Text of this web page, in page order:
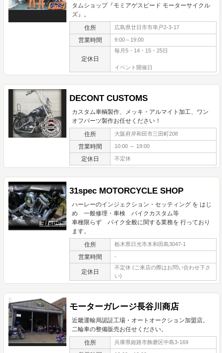
タムショップ『モミアゲスピード モーターサイクル
ズ』。
住所 広島県廿日市市串戸2-3-17
営業時間 9:00～19:00
定休日
毎月5・14・15・25日
イベント開催日
DECONT CUSTOMS
カスタム車輌製作、メッキ・アルマイト加工、ワン
オフパーツ製作お任せください！
住所 大阪府岸和田市三田町208
営業時間 10:00 ～ 19:00
定休日 不定休
31spec MOTORCYCLE SHOP
ハーレーのインジェクション・セッティング を はじ
め 一般修理・車検 バイクカスタム等
車種限らず バイク全般に関する業務を 行っており
ます。
住所 栃木県日光市木和田島3047-1
営業時間 -
定休日
不定休 (ご来店の際はお問い合わせ下さ
い)
モーターガレージ長谷川商店
近畿運輸局認証工場・オートオークション加盟店。
二輪車の整備販売お任せください。
住所 兵庫県姫路市飾磨区中島3-169